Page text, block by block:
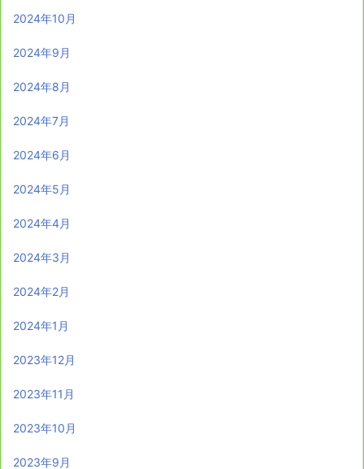
2024年10月
2024年9月
2024年8月
2024年7月
2024年6月
2024年5月
2024年4月
2024年3月
2024年2月
2024年1月
2023年12月
2023年11月
2023年10月
2023年9月